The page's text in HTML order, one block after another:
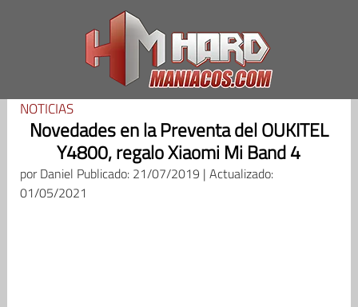
NOTICIAS
Novedades en la Preventa del OUKITEL
Y4800, regalo Xiaomi Mi Band 4
porDaniel Publicado: 21/07/2019 | Actualizado:
01/05/2021